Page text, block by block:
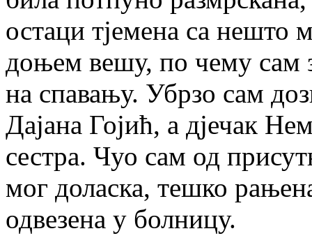
остаци тјемена са нешто
доњем вешу, по чему сам
на спавању. Убрзо сам
Дајана Гојић, а дјечак
сестра. Чуо сам од
мог доласка, тешко
одвезена у болницу.